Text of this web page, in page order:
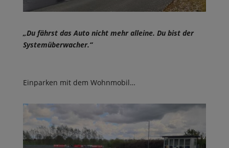
„Du fährst das Auto nicht mehr alleine. Du bist der
Systemüberwacher.“
Einparken mit dem Wohnmobil…